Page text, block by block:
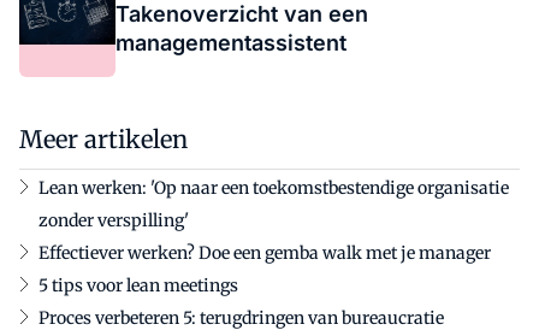
Takenoverzicht van een
managementassistent
Meer artikelen
Lean werken: 'Op naar een toekomstbestendige organisatie
zonder verspilling'
Effectiever werken? Doe een gemba walk met je manager
5 tips voor lean meetings
Proces verbeteren 5: terugdringen van bureaucratie